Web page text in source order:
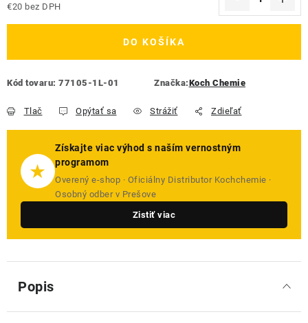
€20 bez DPH
DO KOŠÍKA
Kód tovaru: 77105-1L-01 Značka:Koch Chemie
Tlač Opýtať sa Strážiť Zdieľať
★
Získajte viac výhod s naším vernostným
programom
Overený e-shop · Oficiálny Distributor Kochchemie ·
Osobný odber v Prešove
Zistiť viac
Popis